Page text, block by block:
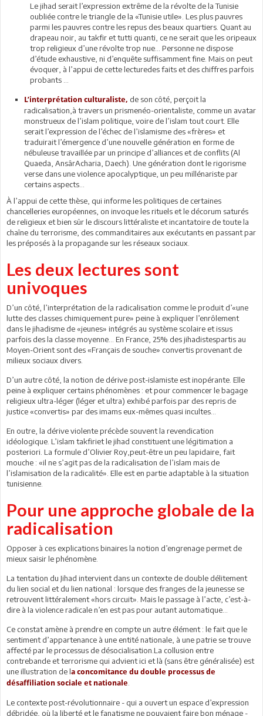
Le jihad serait l’expression extrême de la révolte de la Tunisie
oubliée contre le triangle de la «Tunisie utile». Les plus pauvres
parmi les pauvres contre les repus des beaux quartiers. Quant au
drapeau noir, au takfir et tutti quanti, ce ne serait que les oripeaux
trop religieux d’une révolte trop nue… Personne ne dispose
d’étude exhaustive, ni d’enquête suffisamment fine. Mais on peut
évoquer, à l’appui de cette lecturedes faits et des chiffres parfois
probants …
L’interprétation culturaliste, de son côté, perçoit la
radicalisation,à travers un prismenéo-orientaliste, comme un avatar
monstrueux de l’islam politique, voire de l’islam tout court. Elle
serait l’expression de l’échec de l’islamisme des «frères» et
traduirait l’émergence d’une nouvelle génération en forme de
nébuleuse travaillée par un principe d’alliances et de conflits (Al
Quaeda, AnsârAcharia, Daech). Une génération dont le rigorisme
verse dans une violence apocalyptique, un peu millénariste par
certains aspects…
À l’appui de cette thèse, qui informe les politiques de certaines
chancelleries européennes, on invoque les rituels et le décorum saturés
de religieux et bien sûr le discours littéraliste et incantatoire de toute la
chaîne du terrorisme, des commanditaires aux exécutants en passant par
les préposés à la propagande sur les réseaux sociaux.
Les deux lectures sont
univoques
D’un côté, l’interprétation de la radicalisation comme le produit d’«une
lutte des classes chimiquement pure» peine à expliquer l’enrôlement
dans le jihadisme de «jeunes» intégrés au système scolaire et issus
parfois des la classe moyenne… En France, 25% des jihadistespartis au
Moyen-Orient sont des «Français de souche» convertis provenant de
milieux sociaux divers.
D’un autre côté, la notion de dérive post-islamiste est inopérante. Elle
peine à expliquer certains phénomènes : et pour commencer le bagage
religieux ultra-léger (léger et ultra) exhibé parfois par des repris de
justice «convertis» par des imams eux-mêmes quasi incultes…
En outre, la dérive violente précède souvent la revendication
idéologique. L’islam takfiriet le jihad constituent une légitimation a
posteriori. La formule d’Olivier Roy,peut-être un peu lapidaire, fait
mouche : «il ne s’agit pas de la radicalisation de l’islam mais de
l’islamisation de la radicalité». Elle est en partie adaptable à la situation
tunisienne.
Pour une approche globale de la
radicalisation
Opposer à ces explications binaires la notion d’engrenage permet de
mieux saisir le phénomène.
La tentation du Jihad intervient dans un contexte de double délitement
du lien social et du lien national : lorsque des franges de la jeunesse se
retrouvent littéralement «hors circuit». Mais le passage à l’acte, c’est-à-
dire à la violence radicale n’en est pas pour autant automatique…
Ce constat amène à prendre en compte un autre élément : le fait que le
sentiment d’appartenance à une entité nationale, à une patrie se trouve
affecté par le processus de désocialisation.La collusion entre
contrebande et terrorisme qui advient ici et là (sans être généralisée) est
une illustration de la concomitance du double processus de
désaffiliation sociale et nationale
Le contexte post-révolutionnaire - qui a ouvert un espace d’expression
débridée, où la liberté et le fanatisme ne pouvaient faire bon ménage -